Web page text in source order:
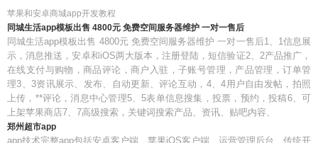
苹果和安卓商城app开发教程
同城生活app模板出售 4800元 免费空间服务器维护 一对一售后
同城生活app模板出售 4800元 免费空间服务器维护 一对一售后1、1信息展
示，消息推送，安卓和iOS两大版本，注册登陆，短信验证2、2产品推广，
在线支付与购物，商品评论，商户入驻，子账号管理，产品管理，订单管
理3、3资讯展示、发布、自动更新、评论互动，4、4用户自由发帖，拍照
上传，**评论，消息中心管理5、5表单信息搜集，投票，预约，投稿6、可
上架苹果商店7、7高级搜索，关键词搜索产品、资讯、贴吧内容、
郑州超市app
app技术完整app包括安卓客户端、苹果iOS客户端、运营管理后台、传统开